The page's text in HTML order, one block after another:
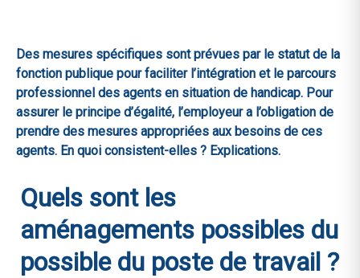
Des mesures spécifiques sont prévues par le statut de la
fonction publique pour faciliter l’intégration et le parcours
professionnel des agents en situation de handicap. Pour
assurer le principe d’égalité, l’employeur a l’obligation de
prendre des mesures appropriées aux besoins de ces
agents. En quoi consistent-elles ? Explications.
Quels sont les
aménagements possibles du
possible du poste de travail ?